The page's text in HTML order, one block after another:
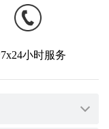
小时服务